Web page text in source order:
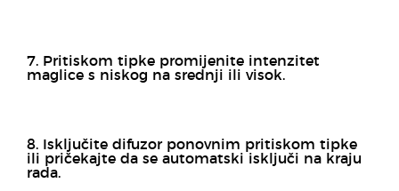
7. Pritiskom tipke promijenite intenzitet
maglice s niskog na srednji ili visok.
8. Isključite difuzor ponovnim pritiskom tipke
ili pričekajte da se automatski isključi na kraju
rada.